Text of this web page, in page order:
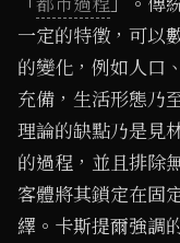
一定的特徵，可以
的變化，例如人口
充備，生活形態乃
理論的缺點乃是見
的過程，並且排除
客體將其鎖定在固
繹。卡斯提爾強調